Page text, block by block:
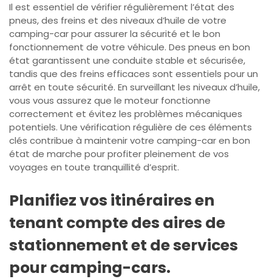
Il est essentiel de vérifier régulièrement l’état des
pneus, des freins et des niveaux d’huile de votre
camping-car pour assurer la sécurité et le bon
fonctionnement de votre véhicule. Des pneus en bon
état garantissent une conduite stable et sécurisée,
tandis que des freins efficaces sont essentiels pour un
arrêt en toute sécurité. En surveillant les niveaux d’huile,
vous vous assurez que le moteur fonctionne
correctement et évitez les problèmes mécaniques
potentiels. Une vérification régulière de ces éléments
clés contribue à maintenir votre camping-car en bon
état de marche pour profiter pleinement de vos
voyages en toute tranquillité d’esprit.
Planifiez vos itinéraires en
tenant compte des aires de
stationnement et de services
pour camping-cars.